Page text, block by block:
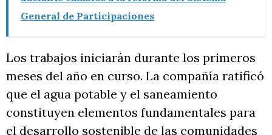
General de Participaciones
Los trabajos iniciarán durante los primeros
meses del año en curso. La compañía ratificó
que el agua potable y el saneamiento
constituyen elementos fundamentales para
el desarrollo sostenible de las comunidades